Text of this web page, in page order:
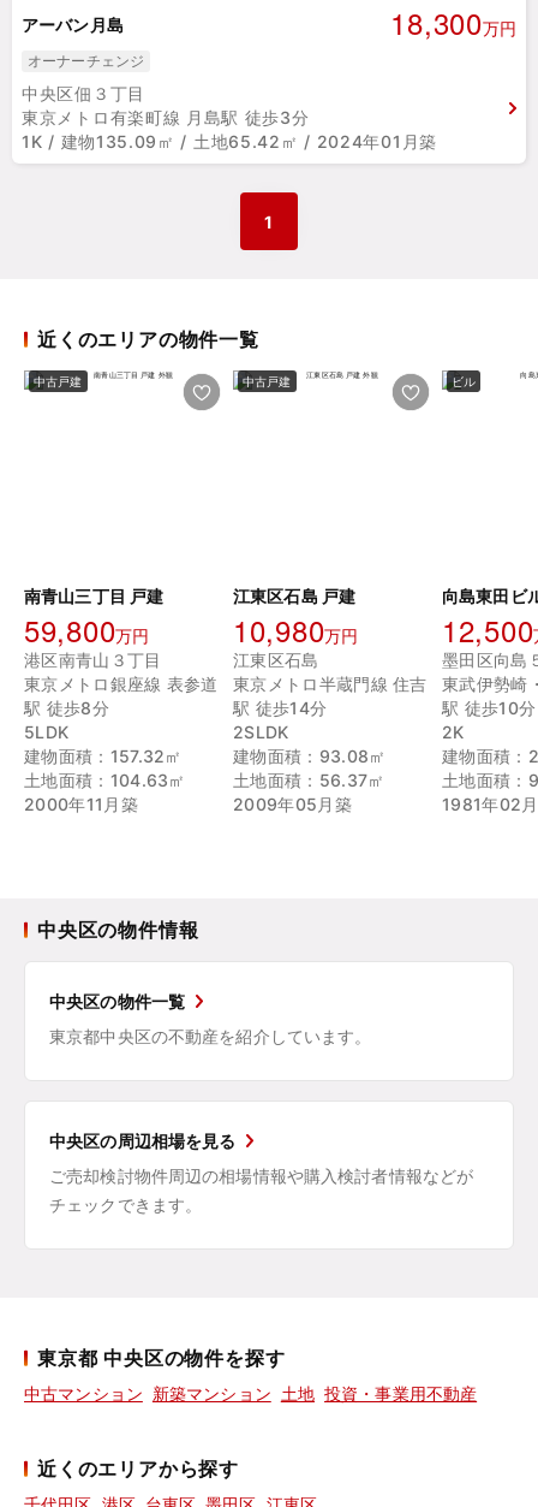
アーバン月島 18,300万円
オーナーチェンジ
中央区佃３丁目
東京メトロ有楽町線 月島駅 徒歩3分
1K / 建物135.09㎡ / 土地65.42㎡ / 2024年01月築
1
近くのエリアの物件一覧
中古戸建
南青山三丁目 戸建
59,800万円
港区南青山３丁目
東京メトロ銀座線 表参道
駅 徒歩8分
5LDK
建物面積：157.32㎡
土地面積：104.63㎡
2000年11月築
中古戸建
江東区石島 戸建
10,980万円
江東区石島
東京メトロ半蔵門線 住吉
駅 徒歩14分
2SLDK
建物面積：93.08㎡
土地面積：56.37㎡
2009年05月築
ビル
向島東田ビ
12,500
墨田区向島
東武伊勢崎
駅 徒歩10分
2K
建物面積：
土地面積：
1981年02
中央区の物件情報
中央区の物件一覧
東京都中央区の不動産を紹介しています。
中央区の周辺相場を見る
ご売却検討物件周辺の相場情報や購入検討者情報などが
チェックできます。
東京都 中央区の物件を探す
中古マンション 新築マンション 土地 投資・事業用不動産
近くのエリアから探す